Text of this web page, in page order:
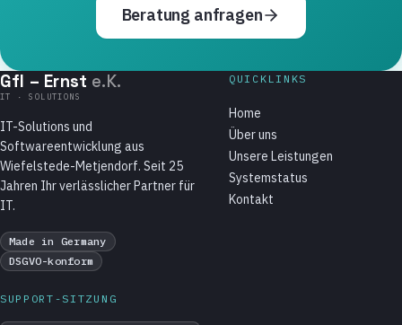
Beratung anfragen
GfI – Ernst e.K.
IT · SOLUTIONS
IT-Solutions und
Softwareentwicklung aus
Wiefelstede-Metjendorf. Seit 25
Jahren Ihr verlässlicher Partner für
IT.
Made in Germany
DSGVO-konform
SUPPORT-SITZUNG
QUICKLINKS
Home
Über uns
Unsere Leistungen
Systemstatus
Kontakt